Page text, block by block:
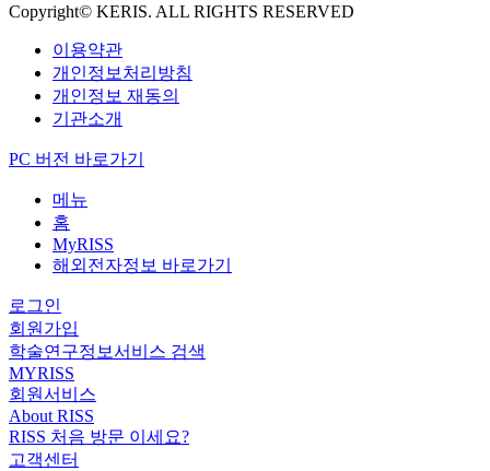
Copyright© KERIS. ALL RIGHTS RESERVED
이용약관
개인정보처리방침
개인정보 재동의
기관소개
PC 버전 바로가기
메뉴
홈
MyRISS
해외전자정보 바로가기
로그인
회원가입
학술연구정보서비스 검색
MYRISS
회원서비스
About RISS
RISS 처음 방문 이세요?
고객센터